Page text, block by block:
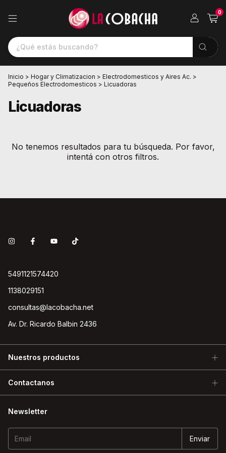
0
Inicio > Hogar y Climatizacion > Electrodomesticos y Aires Ac. >
Pequeños Electrodomesticos > Licuadoras
Licuadoras
No tenemos resultados para tu búsqueda. Por favor,
intentá con otros filtros.
5491121574420
1138029151
consultas@lacobacha.net
Av. Dr. Ricardo Balbin 2436
Nuestros productos
Contactanos
Newsletter